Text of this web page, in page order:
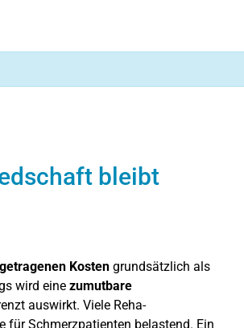
bleibt
Kosten grundsätzlich als
wird eine zumutbare
auswirkt. Viele Reha-
für Schmerzpatienten belastend. Ein